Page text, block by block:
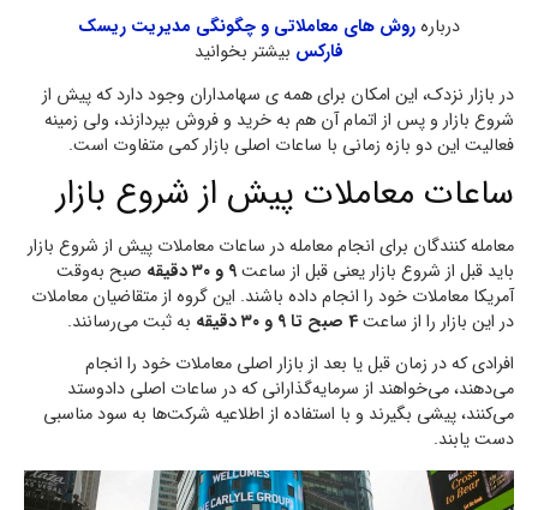
دربارهروش های معاملاتی و چگونگی مدیریت ریسک
فارکس بیشتر بخوانید
در بازار نزدک، این امکان برای همه ی سهامداران وجود دارد که پیش از
شروع بازار و پس از اتمام آن هم به خرید و فروش بپردازند، ولی زمینه
فعالیت این دو بازه زمانی با ساعات اصلی بازار کمی متفاوت است.
ساعات معاملات پیش از شروع بازار
معامله کنندگان برای انجام معامله در ساعات معاملات پیش از شروع بازار
باید قبل از شروع بازار یعنی قبل از ساعت۹ و ۳۰ دقیقه
صبح به‌وقت
آمریکا معاملات خود را انجام داده باشند. این گروه از متقاضیان معاملات
در این بازار را از ساعت4 صبح تا ۹ و ۳۰ دقیقه
به ثبت می‌رسانند.
افرادی که در زمان قبل یا بعد از بازار اصلی معاملات خود را انجام
می‌دهند، می‌خواهند از سرمایه‌گذارانی که در ساعات اصلی دادوستد
می‌کنند، پیشی بگیرند و با استفاده از اطلاعیه شرکت‌ها به سود مناسبی
دست یابند.